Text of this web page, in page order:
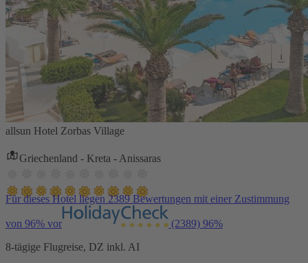
allsun Hotel Zorbas Village
Griechenland - Kreta - Anissaras
Für dieses Hotel liegen 2389 Bewertungen mit einer Zustimmung
von 96% vor (2389) 96%
8-tägige Flugreise, DZ inkl. AI